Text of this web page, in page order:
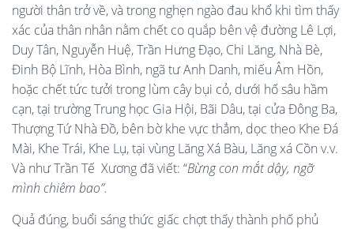
người thân trở về, và trong nghẹn ngào đau khổ khi tìm thấy
xác của thân nhân nằm chết co quắp bên vệ đường Lê Lợi,
Duy Tân, Nguyễn Huệ, Trần Hưng Đạo, Chi Lăng, Nhà Bè,
Đinh Bộ Lĩnh, Hòa Bình, ngã tư Anh Danh, miếu Âm Hồn,
hoặc chết tức tưởi trong lùm cây bụi cỏ, dưới hố sâu hầm
cạn, tại trường Trung học Gia Hội, Bãi Dâu, tại cửa Đông Ba,
Thượng Tứ Nhà Đồ, bên bờ khe vực thẳm, dọc theo Khe Đá
Mài, Khe Trái, Khe Lụ, tại vùng Lăng Xá Bàu, Lăng xá Cồn v.v.
Và như Trần Tế Xương đã viết: “Bừng con mắt dậy, ngỡ
mình chiêm bao”.
Quả đúng, buổi sáng thức giấc chợt thấy thành phố phủ